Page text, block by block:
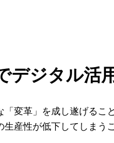
デジタル活
変革」を成し遂げるこ
産性が低下してしまう